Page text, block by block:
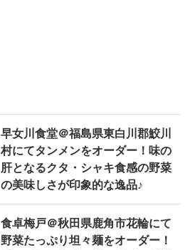
早女川食堂＠福島県東白川郡鮫川
村にてタンメンをオーダー！味の
肝となるクタ・シャキ食感の野菜
の美味しさが印象的な逸品♪
食卓梅戸＠秋田県鹿角市花輪にて
野菜たっぷり坦々麺をオーダー！